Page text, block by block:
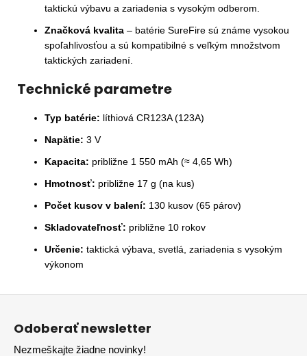
taktickú výbavu a zariadenia s vysokým odberom.
Značková kvalita – batérie SureFire sú známe vysokou
spoľahlivosťou a sú kompatibilné s veľkým množstvom
taktických zariadení.
Technické parametre
Typ batérie: líthiová CR123A (123A)
Napätie: 3 V
Kapacita: približne 1 550 mAh (≈ 4,65 Wh)
Hmotnosť: približne 17 g (na kus)
Počet kusov v balení: 130 kusov (65 párov)
Skladovateľnosť: približne 10 rokov
Určenie: taktická výbava, svetlá, zariadenia s vysokým
výkonom
Z
Odoberať newsletter
Nezmeškajte žiadne novinky!